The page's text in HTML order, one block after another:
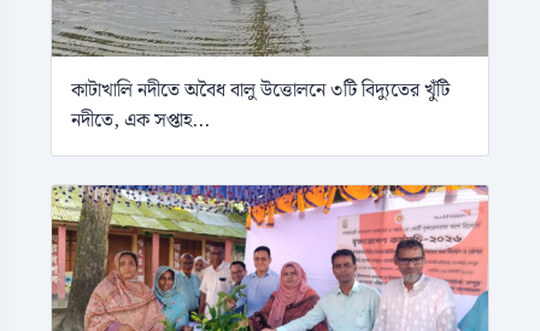
কাটাখালি নদীতে অবৈধ বালু উত্তোলনে ৩টি বিদ্যুতের খুঁটি
নদীতে, এক সপ্তাহ...